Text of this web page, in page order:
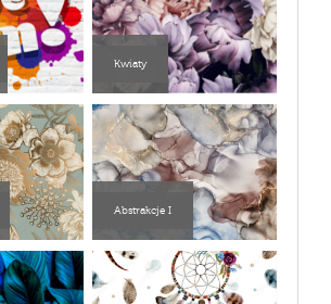
Kwiaty
Abstrakcje I